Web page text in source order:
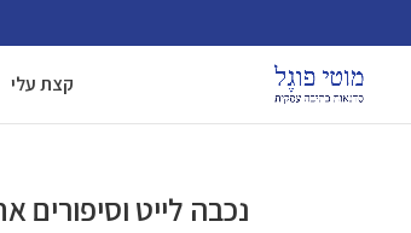
קצת עלי
נכבה לייט